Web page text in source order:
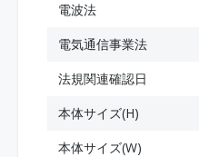
電波法
電気通信事業法
法規関連確認日
本体サイズ(H)
本体サイズ(W)